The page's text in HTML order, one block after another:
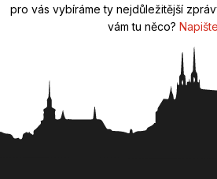
pro vás vybíráme ty nejdůležitější
vám tu něco?